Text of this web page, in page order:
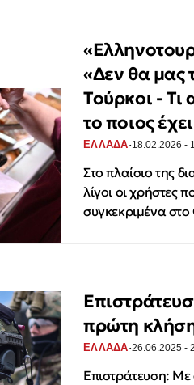
«Δεν θα μας
Τούρκοι -
το ποιος
ΕΛΛΑΔΑ·18.02.2026 -
Στο πλαίσιο της
λίγοι οι χρήστες
συγκεκριμένα
πρώτη κλήση
ΕΛΛΑΔΑ·26.06.2025 -
Επιστράτευση: